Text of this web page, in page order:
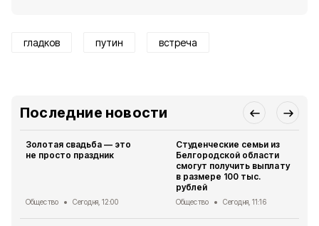
гладков путин встреча
Последние новости
Золотая свадьба — это
не просто праздник
Общество Сегодня, 12:00
Студенческие семьи из
Белгородской области
смогут получить выплату
в размере 100 тыс.
рублей
Общество Сегодня, 11:16